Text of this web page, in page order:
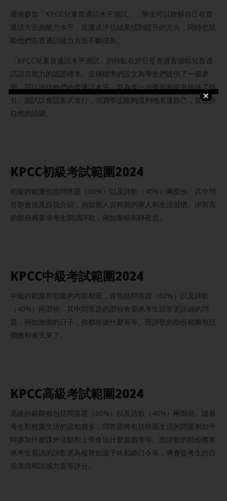
通過參加「KPCC兒童普通話水平測試」，學生可以瞭解自己在普
通話方面的能力水平，並透過評估結果找到提升的方向，同時也鼓
勵他們在普通話能力方面不斷成長。
「KPCC兒童普通話水平測試」的特點在於它是香港首個幼兒普通
話語言能力的認證標準。這個標準的設立為學生們提供了一個參
照，可以評估他們的普通話水平，並為進一步學習和提升提供了指
引。測試以會話形式進行，強調學生能夠流利地表達自己，並保持
自然的語調。
KPCC初級考試範圍2024
初級的範圍包括問答題（60%）以及詩歌（40%）兩部份。其中問
答題會涉及自我介紹，例如個人資料我的家人和生活習慣。伊斯高
的部份將要求考生朗誦詩歌，例如春曉和靜夜思。
KPCC中級考試範圍2024
中級的範圍和初級的內容相若，皆包括問答題（60%）以及詩歌
（40%）兩部份。其中問答題的部份會要求考生回答更詳細的問
題，例如放假的日子，你都在做什麼等等。而詩歌的部份範圍包括
憫農和春天來了。
KPCC高級考試範圍2024
高級的範圍都包括問答題（60%）以及詩歌（40%）兩部份。隨着
考生對校園生活的認知越多，問答題將包括校園生活的問題例如平
時參加什麼課外活動和上學會玩什麼遊戲等等。而詩歌的部份將要
求考生背誦的詩歌更為複雜如遊子吟和繞口令等，將會從考生的自
信表現和語感方面等評分。